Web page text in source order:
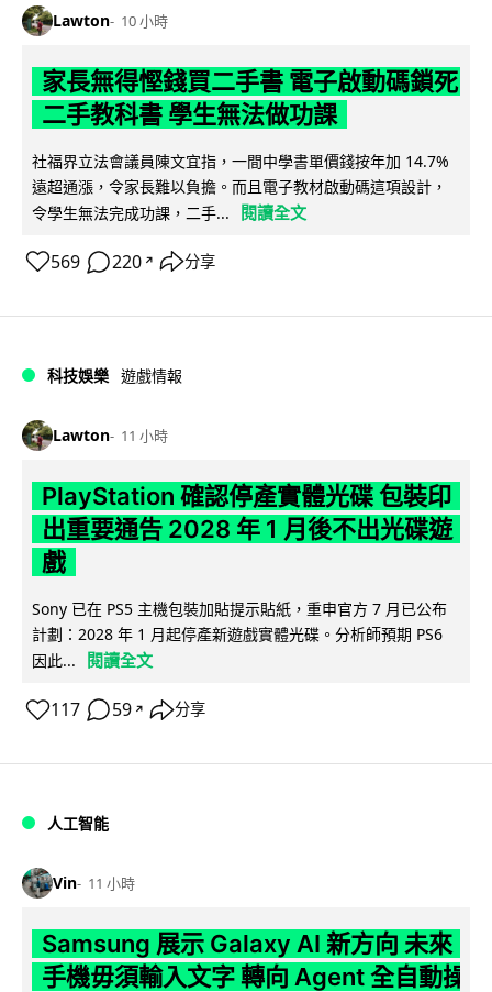
Lawton 10 小時
家長無得慳錢買二手書 電子啟動碼鎖死
二手教科書 學生無法做功課
社福界立法會議員陳文宜指，一間中學書單價錢按年加 14.7%
遠超通漲，令家長難以負擔。而且電子教材啟動碼這項設計，
令學生無法完成功課，二手...
閱讀全文
569 220 ↗ 分享
科技娛樂 遊戲情報
Lawton 11 小時
PlayStation 確認停產實體光碟 包裝印
出重要通告 2028 年 1 月後不出光碟遊
戲
Sony 已在 PS5 主機包裝加貼提示貼紙，重申官方 7 月已公布
計劃：2028 年 1 月起停產新遊戲實體光碟。分析師預期 PS6
因此...
閱讀全文
117 59 ↗ 分享
人工智能
Vin 11 小時
Samsung 展示 Galaxy AI 新方向 未來
手機毋須輸入文字 轉向 Agent 全自動操